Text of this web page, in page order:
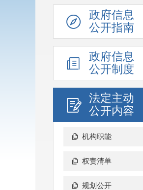
政府信息
公开指南
政府信息
公开制度
法定主动
公开内容
机构职能
权责清单
规划公开